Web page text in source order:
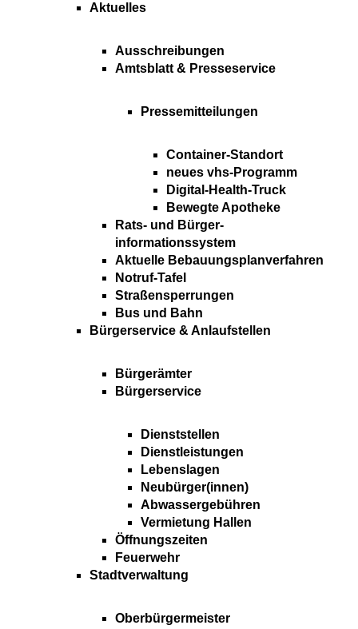
Aktuelles
Ausschreibungen
Amtsblatt & Presseservice
Pressemitteilungen
Container-Standort
neues vhs-Programm
Digital-Health-Truck
Bewegte Apotheke
Rats- und Bürger-
informationssystem
Aktuelle Bebauungsplanverfahren
Notruf-Tafel
Straßensperrungen
Bus und Bahn
Bürgerservice & Anlaufstellen
Bürgerämter
Bürgerservice
Dienststellen
Dienstleistungen
Lebenslagen
Neubürger(innen)
Abwassergebühren
Vermietung Hallen
Öffnungszeiten
Feuerwehr
Stadtverwaltung
Oberbürgermeister